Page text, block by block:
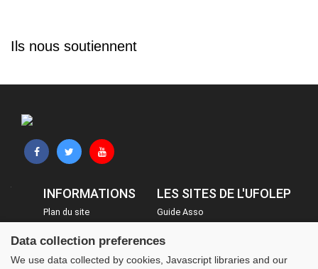
Ils nous soutiennent
INFORMATIONS
Plan du site
Mentions légales
Administration
LES SITES DE L'UFOLEP
Guide Asso
Inscriptions évènements
Data collection preferences
We use data collected by cookies, Javascript libraries and our